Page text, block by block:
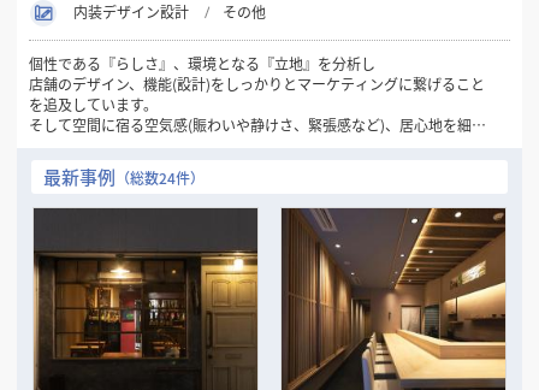
内装デザイン設計
その他
個性である『らしさ』、環境となる『立地』を分析し
店舗のデザイン、機能(設計)をしっかりとマーケティングに繋げること
を追及しています。
そして空間に宿る空気感(賑わいや静けさ、緊張感など)、居心地を細や
限られた予算内で魅力のある空間、お店を作るのが使命と考えていま
す。
最新事例 （総数24件）